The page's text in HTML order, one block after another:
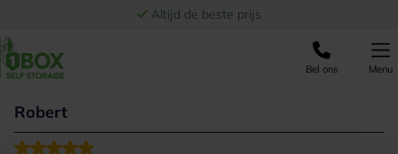
Altijd de beste prijs
Bel ons Menu
Robert